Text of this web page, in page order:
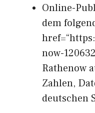
Online-
dem
now-
Rathenow
Zahlen,
deutschen